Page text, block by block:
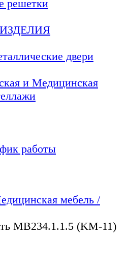
решетки
двери
и Медицинская
работы
мебель /
MB234.1.1.5 (KM-11)